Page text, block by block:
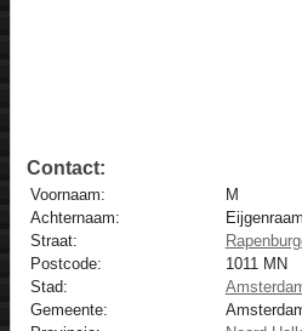
Contact:
Voornaam:
M
Achternaam:
Eijgenraam
Straat:
Postcode:
1011 MN
Stad:
Gemeente: